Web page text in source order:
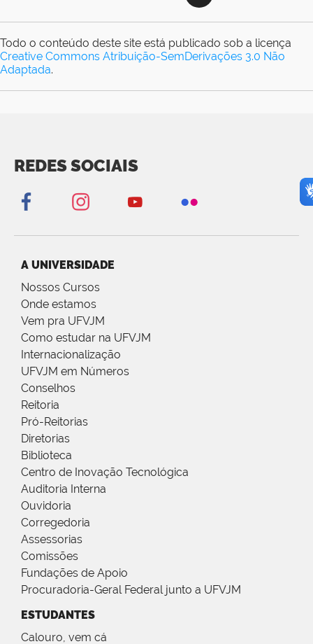
Todo o conteúdo deste site está publicado sob a licença
Creative Commons Atribuição-SemDerivações 3.0 Não
Adaptada.
REDES SOCIAIS
A UNIVERSIDADE
Nossos Cursos
Onde estamos
Vem pra UFVJM
Como estudar na UFVJM
Internacionalização
UFVJM em Números
Conselhos
Reitoria
Pró-Reitorias
Diretorias
Biblioteca
Centro de Inovação Tecnológica
Auditoria Interna
Ouvidoria
Corregedoria
Assessorias
Comissões
Fundações de Apoio
Procuradoria-Geral Federal junto a UFVJM
ESTUDANTES
Calouro, vem cá